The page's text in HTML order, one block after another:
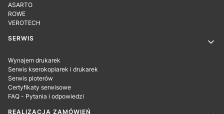
ASARTO
ROWE
VEROTECH
SERWIS
Wynajem drukarek
Serwis kserokopiarek i drukarek
Serwis ploterów
Certyfikaty serwisowe
FAQ - Pytania i odpowiedzi
REALIZACJA ZAMÓWIEŃ